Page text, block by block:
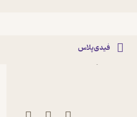
فیدی‌پلاس